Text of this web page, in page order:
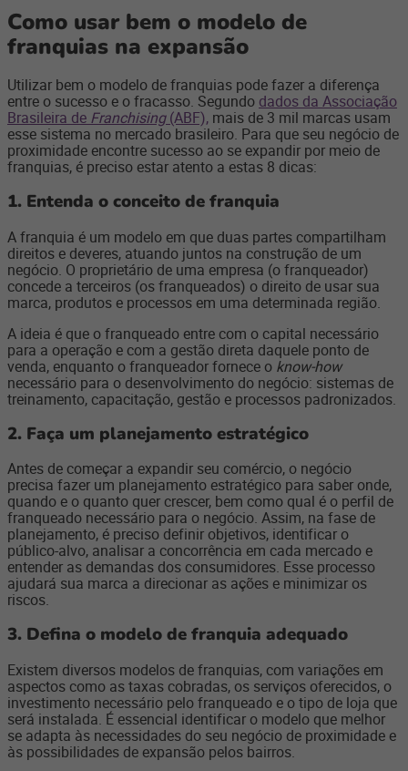
Como usar bem o modelo de
franquias na expansão
Utilizar bem o modelo de franquias pode fazer a diferença
entre o sucesso e o fracasso. Segundo dados da Associação
Brasileira de Franchising(ABF), mais de 3 mil marcas usam
esse sistema no mercado brasileiro. Para que seu negócio de
proximidade encontre sucesso ao se expandir por meio de
franquias, é preciso estar atento a estas 8 dicas:
1. Entenda o conceito de franquia
A franquia é um modelo em que duas partes compartilham
direitos e deveres, atuando juntos na construção de um
negócio. O proprietário de uma empresa (o franqueador)
concede a terceiros (os franqueados) o direito de usar sua
marca, produtos e processos em uma determinada região.
A ideia é que o franqueado entre com o capital necessário
para a operação e com a gestão direta daquele ponto de
venda, enquanto o franqueador fornece o know-how
necessário para o desenvolvimento do negócio: sistemas de
treinamento, capacitação, gestão e processos padronizados.
2. Faça um planejamento estratégico
Antes de começar a expandir seu comércio, o negócio
precisa fazer um planejamento estratégico para saber onde,
quando e o quanto quer crescer, bem como qual é o perfil de
franqueado necessário para o negócio. Assim, na fase de
planejamento, é preciso definir objetivos, identificar o
público-alvo, analisar a concorrência em cada mercado e
entender as demandas dos consumidores. Esse processo
ajudará sua marca a direcionar as ações e minimizar os
riscos.
3. Defina o modelo de franquia adequado
Existem diversos modelos de franquias, com variações em
aspectos como as taxas cobradas, os serviços oferecidos, o
investimento necessário pelo franqueado e o tipo de loja que
será instalada. É essencial identificar o modelo que melhor
se adapta às necessidades do seu negócio de proximidade e
às possibilidades de expansão pelos bairros.